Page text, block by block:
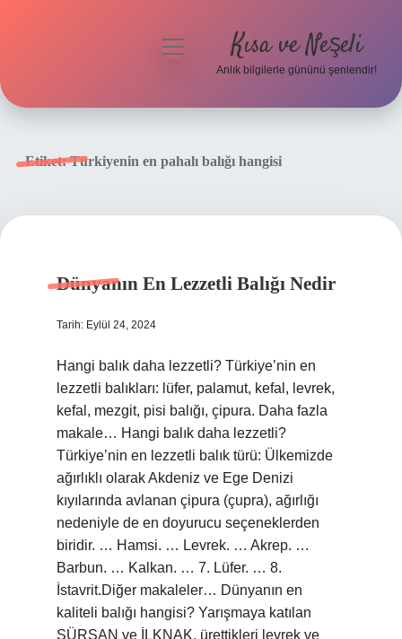
menüyü
Kısa ve Neşeli
Anlık bilgilerle gününü şenlendir!
Etiket:Türkiyenin en pahalı balığı hangisi
Dünyanın En Lezzetli Balığı Nedir
Tarih: Eylül 24, 2024
Hangi balık daha lezzetli? Türkiye’nin en
lezzetli balıkları: lüfer, palamut, kefal, levrek,
kefal, mezgit, pisi balığı, çipura. Daha fazla
makale… Hangi balık daha lezzetli?
Türkiye’nin en lezzetli balık türü: Ülkemizde
ağırlıklı olarak Akdeniz ve Ege Denizi
kıyılarında avlanan çipura (çupra), ağırlığı
nedeniyle de en doyurucu seçeneklerden
biridir. … Hamsi. … Levrek. … Akrep. …
Barbun. … Kalkan. … 7. Lüfer. … 8.
İstavrit.Diğer makaleler… Dünyanın en
kaliteli balığı hangisi? Yarışmaya katılan
SÜRSAN ve İLKNAK, ürettikleri levrek ve